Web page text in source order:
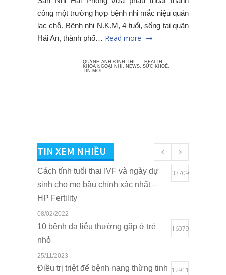
công một trường hợp bệnh nhi mắc niệu quản
lạc chỗ. Bệnh nhi N.K.M, 4 tuổi, sống tại quận
Hải An, thành phố… Read more
QUYNH ANH ĐINH THỊ HEALTH ,
KHOA NGOẠI NHI , NEWS, SỨC KHOẺ,
TIN MỚI
TIN XEM NHIỀU
Cách tính tuổi thai IVF và ngày dự
sinh cho mẹ bầu chính xác nhất –
HP Fertility
33709
08/02/2022
10 bệnh da liễu thường gặp ở trẻ
nhỏ
16079
25/11/2023
Điều trị triệt để bệnh nang thừng tinh 12911